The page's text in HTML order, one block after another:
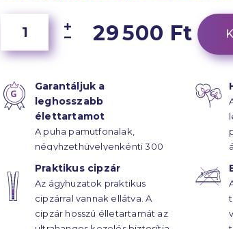
29 500 Ft
Garantáljuk a
leghosszabb
élettartamot
A puha pamutfonalak,
négyhzethüvelyenkénti 300
szál sűrűsségű
szaténkötésének hála, az
ágyhuzatok élettartama
évtizedekre húzódik.
Praktikus cipzár
Az ágyhuzatok praktikus
cipzárral vannak ellátva. A
cipzár hosszú élletartamát az